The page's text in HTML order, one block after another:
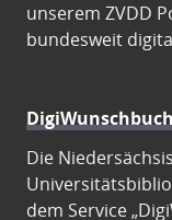
unserem ZVDD
bundesweit
DigiWunschbuch
Die
dem Service